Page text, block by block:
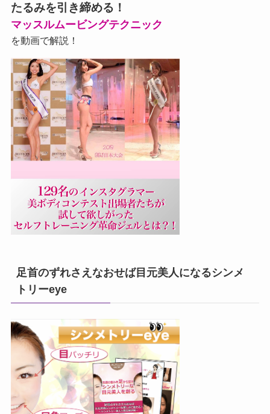
たるみを引き締める！
マッスルムービングテクニック
を動画で解説！
足首のずれさえなおせば目元美人になるシンメ
トリーeye